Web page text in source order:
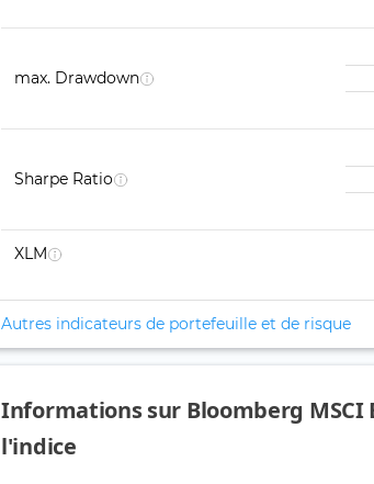
max. Drawdown
Sharpe Ratio
XLM
Autres indicateurs de portefeuille et de risque
Informations sur Bloomberg MSCI
l'indice